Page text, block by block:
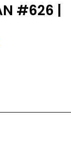
#626 |